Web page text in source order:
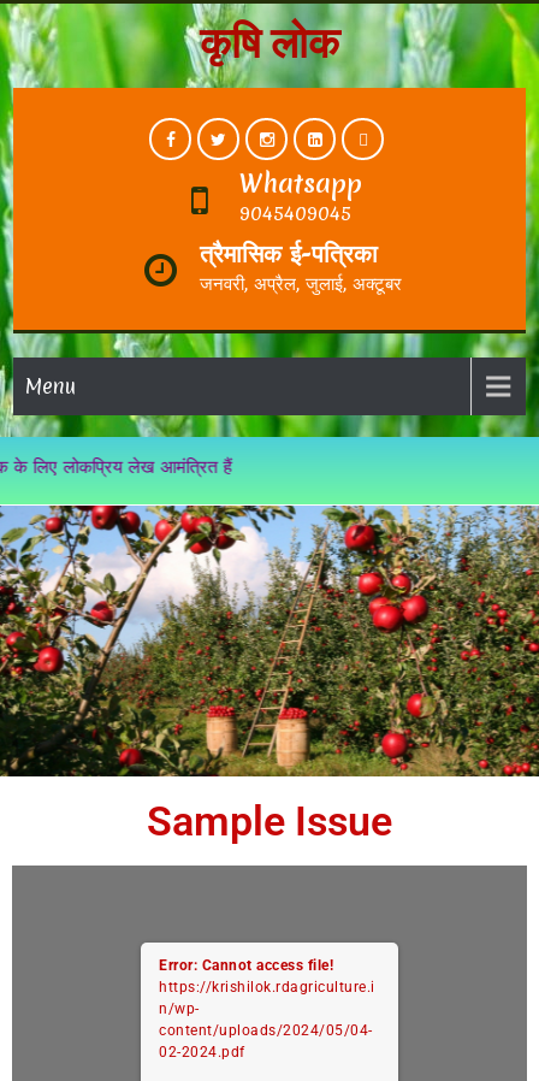
कृषि लोक
Whatsapp
9045409045
त्रैमासिक ई-पत्रिका
जनवरी, अप्रैल, जुलाई, अक्टूबर
Menu
Home
लोकप्रिय लेख आमंत्रित हैं
Sample Issue
Error: Cannot access file!
https://krishilok.rdagriculture.i
n/wp-
content/uploads/2024/05/04-
02-2024.pdf